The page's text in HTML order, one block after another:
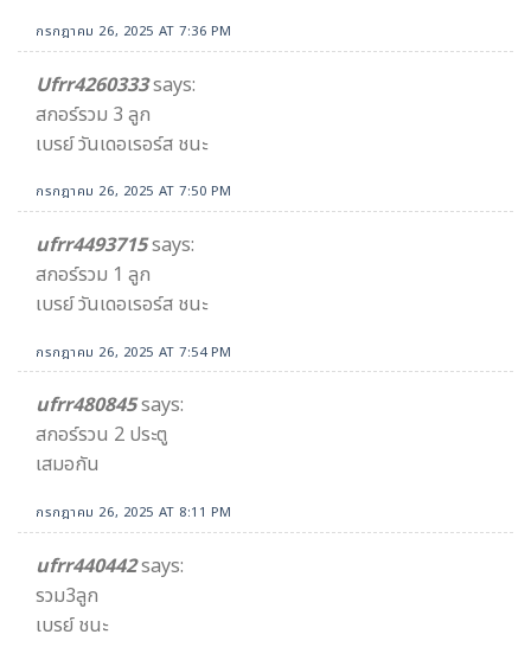
กรกฎาคม 26, 2025 AT 7:36 PM
Ufrr4260333says:
สกอร์รวม 3 ลูก
เบรย์ วันเดอเรอร์ส ชนะ
กรกฎาคม 26, 2025 AT 7:50 PM
ufrr4493715says:
สกอร์รวม 1 ลูก
เบรย์ วันเดอเรอร์ส ชนะ
กรกฎาคม 26, 2025 AT 7:54 PM
ufrr480845says:
สกอร์รวน 2 ประตู
เสมอกัน
กรกฎาคม 26, 2025 AT 8:11 PM
ufrr440442says:
รวม3ลูก
เบรย์ ชนะ